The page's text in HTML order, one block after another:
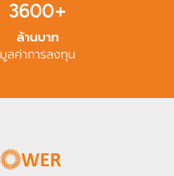
3600+
ล้านบาท
มูลค่าการลงทุน